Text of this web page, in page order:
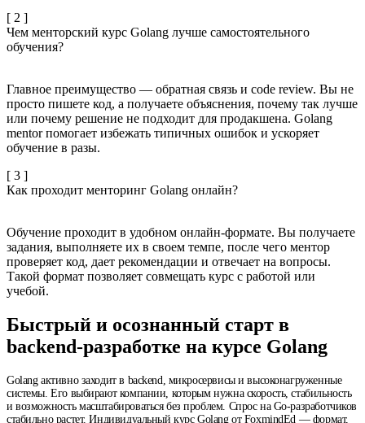
[ 2 ]
Чем менторский курс Golang лучше самостоятельного
обучения?
Главное преимущество — обратная связь и code review. Вы не
просто пишете код, а получаете объяснения, почему так лучше
или почему решение не подходит для продакшена. Golang
mentor помогает избежать типичных ошибок и ускоряет
обучение в разы.
[ 3 ]
Как проходит менторинг Golang онлайн?
Обучение проходит в удобном онлайн-формате. Вы получаете
задания, выполняете их в своем темпе, после чего ментор
проверяет код, дает рекомендации и отвечает на вопросы.
Такой формат позволяет совмещать курс с работой или
учебой.
Быстрый и осознанный старт в
backend-разработке на курсе Golang
Golang активно заходит в backend, микросервисы и высоконагруженные
системы. Его выбирают компании, которым нужна скорость, стабильность
и возможность масштабироваться без проблем. Спрос на Go-разработчиков
стабильно растет. Индивидуальный курс Golang от FoxmindEd — формат,